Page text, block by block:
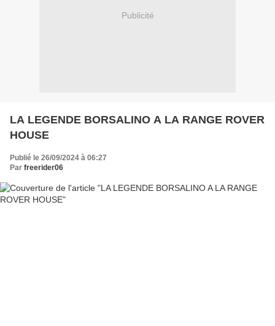
Publicité
LA LEGENDE BORSALINO A LA RANGE ROVER
HOUSE
Publié le 26/09/2024 à 06:27
Par freerider06